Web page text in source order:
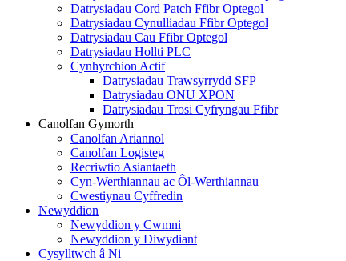
Datrysiadau Cord Patch Ffibr Optegol
Datrysiadau Cynulliadau Ffibr Optegol
Datrysiadau Cau Ffibr Optegol
Datrysiadau Hollti PLC
Cynhyrchion Actif
Datrysiadau Trawsyrrydd SFP
Datrysiadau ONU XPON
Datrysiadau Trosi Cyfryngau Ffibr
Canolfan Gymorth
Canolfan Ariannol
Canolfan Logisteg
Recriwtio Asiantaeth
Cyn-Werthiannau ac Ôl-Werthiannau
Cwestiynau Cyffredin
Newyddion
Newyddion y Cwmni
Newyddion y Diwydiant
Cysylltwch â Ni